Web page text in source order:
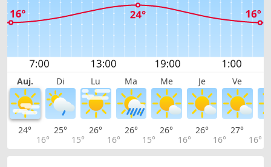
Auj. Di Lu Ma Me Je Ve
24°
16°
25°
15°
26°
16°
26°
15°
26°
16°
26°
16°
27°
16°